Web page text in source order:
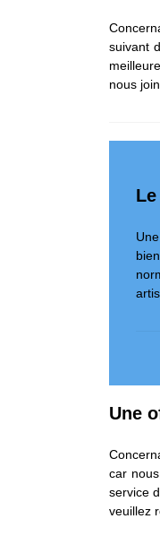
suivant
nous
Une
car
service
veuillez